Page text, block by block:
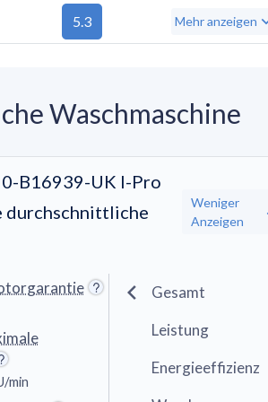
5.3 Mehr anzeigen
Waschmaschine
B16939-UK I-Pro
durchschnittliche
Weniger
Anzeigen
min
Gesamt
Leistung
Energieeffizienz